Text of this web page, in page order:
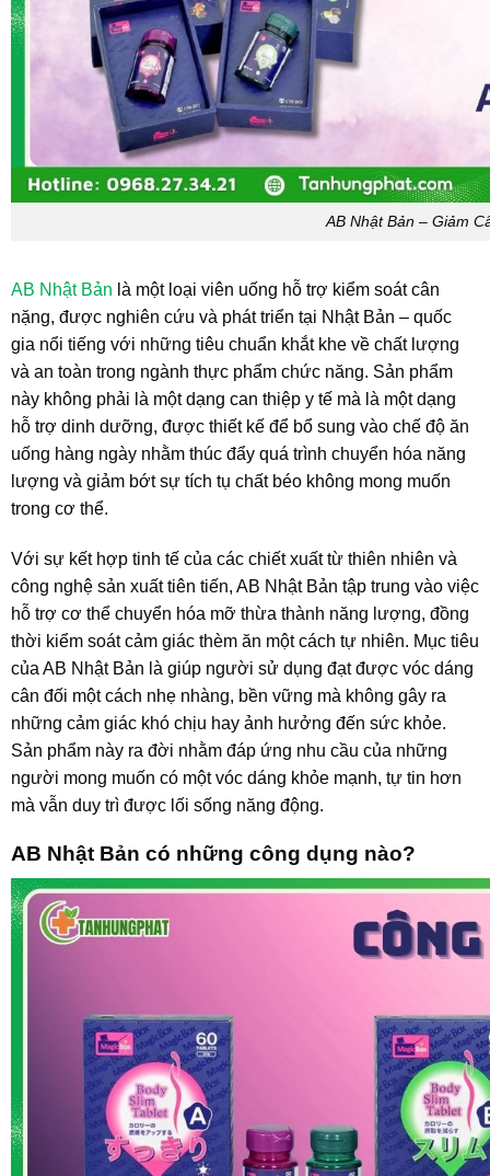
AB Nhật Bản – Giảm
AB Nhật Bản là một loại viên uống hỗ trợ kiểm soát cân
nặng, được nghiên cứu và phát triển tại Nhật Bản – quốc
gia nổi tiếng với những tiêu chuẩn khắt khe về chất lượng
và an toàn trong ngành thực phẩm chức năng. Sản phẩm
này không phải là một dạng can thiệp y tế mà là một dạng
hỗ trợ dinh dưỡng, được thiết kế để bổ sung vào chế độ ăn
uống hàng ngày nhằm thúc đẩy quá trình chuyển hóa năng
lượng và giảm bớt sự tích tụ chất béo không mong muốn
trong cơ thể.
Với sự kết hợp tinh tế của các chiết xuất từ thiên nhiên và
công nghệ sản xuất tiên tiến, AB Nhật Bản tập trung vào việc
hỗ trợ cơ thể chuyển hóa mỡ thừa thành năng lượng, đồng
thời kiểm soát cảm giác thèm ăn một cách tự nhiên. Mục tiêu
của AB Nhật Bản là giúp người sử dụng đạt được vóc dáng
cân đối một cách nhẹ nhàng, bền vững mà không gây ra
những cảm giác khó chịu hay ảnh hưởng đến sức khỏe.
Sản phẩm này ra đời nhằm đáp ứng nhu cầu của những
người mong muốn có một vóc dáng khỏe mạnh, tự tin hơn
mà vẫn duy trì được lối sống năng động.
AB Nhật Bản có những công dụng nào?